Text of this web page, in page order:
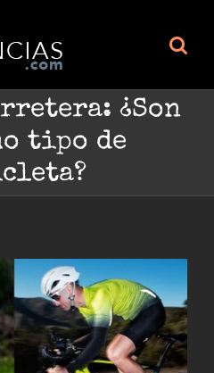
¿Son
tipo de